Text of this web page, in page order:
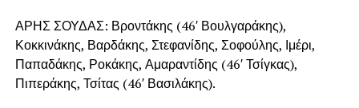
ΑΡΗΣ ΣΟΥΔΑΣ: Βροντάκης (46′ Βουλγαράκης),
Κοκκινάκης, Βαρδάκης, Στεφανίδης, Σοφούλης, Ιμέρι,
Παπαδάκης, Ροκάκης, Αμαραντίδης (46′ Τσίγκας),
Πιπεράκης, Τσίτας (46′ Βασιλάκης).